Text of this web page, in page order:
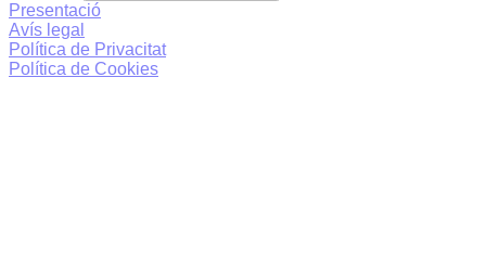
Presentació
Avís legal
Política de Privacitat
Política de Cookies